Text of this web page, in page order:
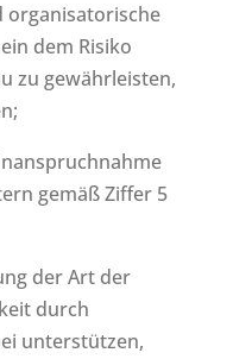
organisatorische
dem Risiko
zu gewährleisten,
gemäß Ziffer 5
der Art der
durch
unterstützen,